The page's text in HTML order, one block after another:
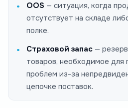
OOS — ситуация, когда
отсутствует на складе
полке.
Страховой запас —
товаров, необходимое
проблем из-за
цепочке поставок.